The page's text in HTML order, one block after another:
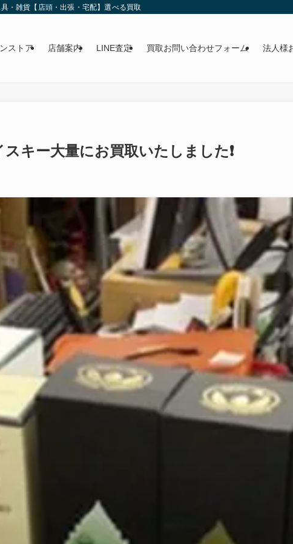
・雑貨【店頭・出張・宅配】選べる買取
ストア 店舗案内 LINE査定 買取お問い合わせフォーム 法人様
キー大量にお買取いたしました❗️